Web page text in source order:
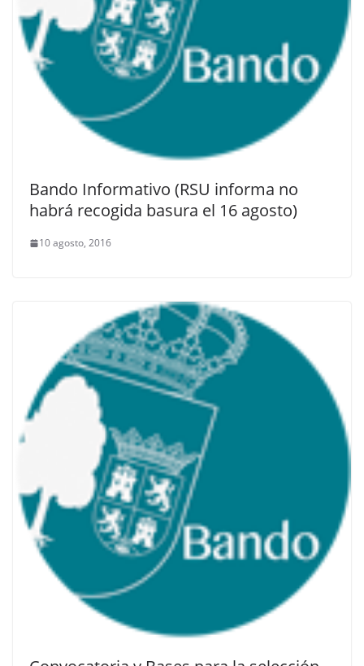
Bando Informativo (RSU informa no
habrá recogida basura el 16 agosto)
10 agosto, 2016